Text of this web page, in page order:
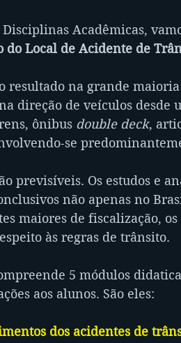
Disciplinas Acadêmicas,
do Local de Acidente de
resultado na grande
direção de veículos desde
ônibus double deck,
se
previsíveis. Os estudos e
não apenas no
maiores de fiscalização,
às regras de trânsito.
5 módulos
aos alunos. São eles:
dos acidentes de